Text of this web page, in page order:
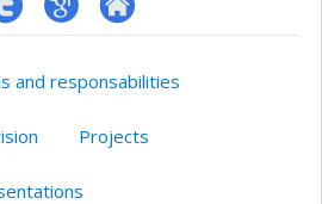
GoogleAutre
and responsabilities
Projects